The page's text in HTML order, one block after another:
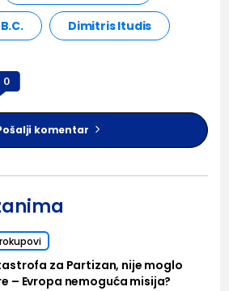
Dimitris Itudis
0
komentar
za Partizan, nije moglo
– Evropa nemoguća misija?